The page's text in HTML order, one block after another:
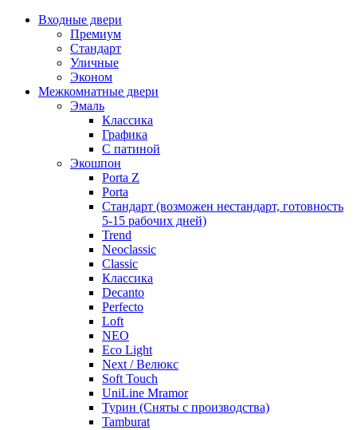
Входные двери
Премиум
Стандарт
Уличные
Эконом
Межкомнатные двери
Эмаль
Классика
Графика
С патиной
Экошпон
Porta Z
Porta
Стандарт (возможен нестандарт, готовность
5-15 рабочих дней)
Trend
Neoclassic
Classic
Классика
Decanto
Perfecto
Loft
NEO
Eco Light
Next / Велюкс
Soft Touch
UniLine Mramor
Турин (Сняты с производства)
Tamburat